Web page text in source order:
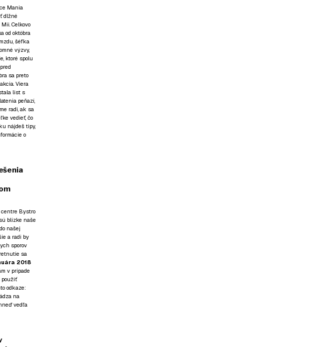
Mania
dlžné
Celkovo
od októbra
šéfka
výzvy,
ktoré spolu
sa preto
Viera
list s
peňazí,
radi, ak sa
vedieť, čo
nájdeš tipy,
o
Bystro
blízke naše
našej
a radi by
sporov
sa
2018
v prípade
použiť
odkaze:
na
vedľa